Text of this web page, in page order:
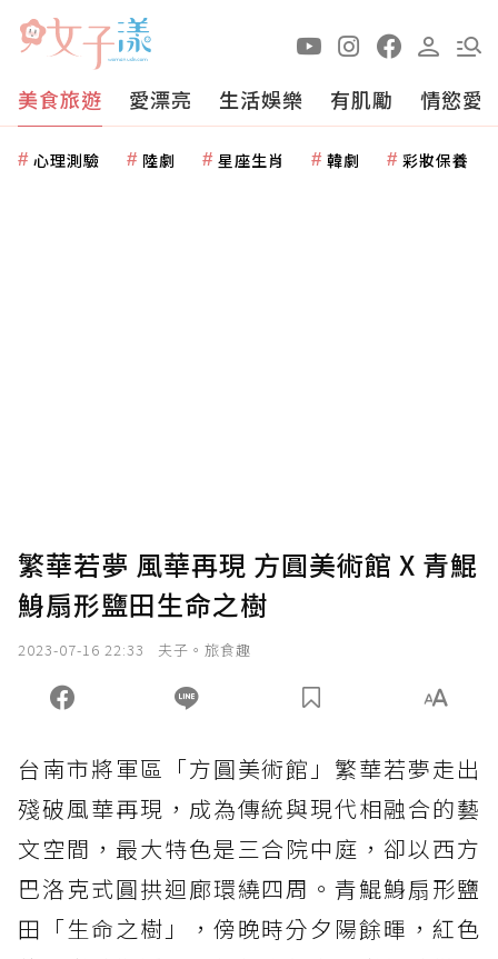
美食旅遊 愛漂亮 生活娛樂 有肌勵 情慾愛
心理測驗 陸劇 星座生肖 韓劇 彩妝保養
繁華若夢 風華再現 方圓美術館 X 青鯤
鯓扇形鹽田生命之樹
2023-07-16 22:33 夫子。旅食趣
台南市將軍區「方圓美術館」繁華若夢走出
殘破風華再現，成為傳統與現代相融合的藝
文空間，最大特色是三合院中庭，卻以西方
巴洛克式圓拱迴廊環繞四周。青鯤鯓扇形鹽
田「生命之樹」，傍晚時分夕陽餘暉，紅色